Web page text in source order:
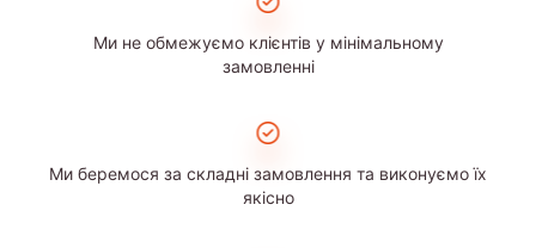
Ми не обмежуємо клієнтів у мінімальному
замовленні
Ми беремося за складні замовлення та виконуємо їх
якісно